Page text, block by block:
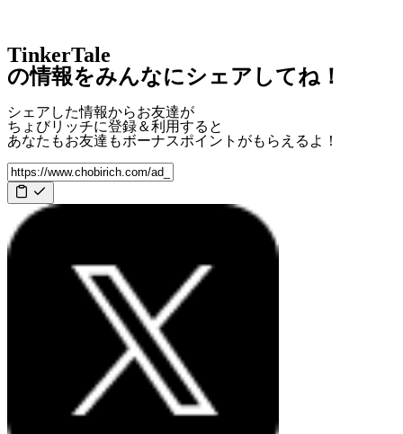
TinkerTale
の情報をみんなにシェアしてね！
シェアした情報からお友達が
ちょびリッチに登録＆利用すると
あなたもお友達もボーナスポイント がもらえるよ！